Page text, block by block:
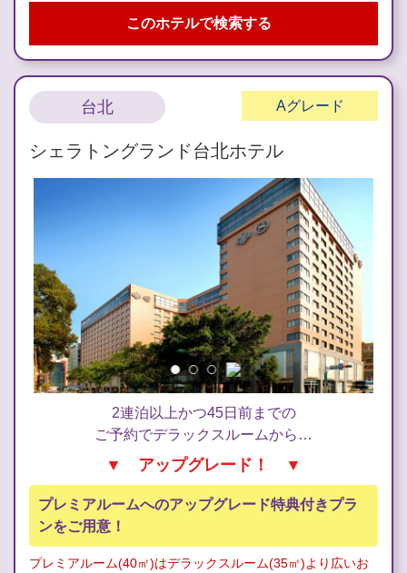
このホテルで検索する
台北 Aグレード
シェラトングランド台北ホテル
2連泊以上かつ45日前までの
ご予約でデラックスルームから…
▼ アップグレード！ ▼
プレミアルームへのアップグレード特典付きプラ
ンをご用意！
プレミアルーム(40㎡)はデラックスルーム(35㎡)より広いお